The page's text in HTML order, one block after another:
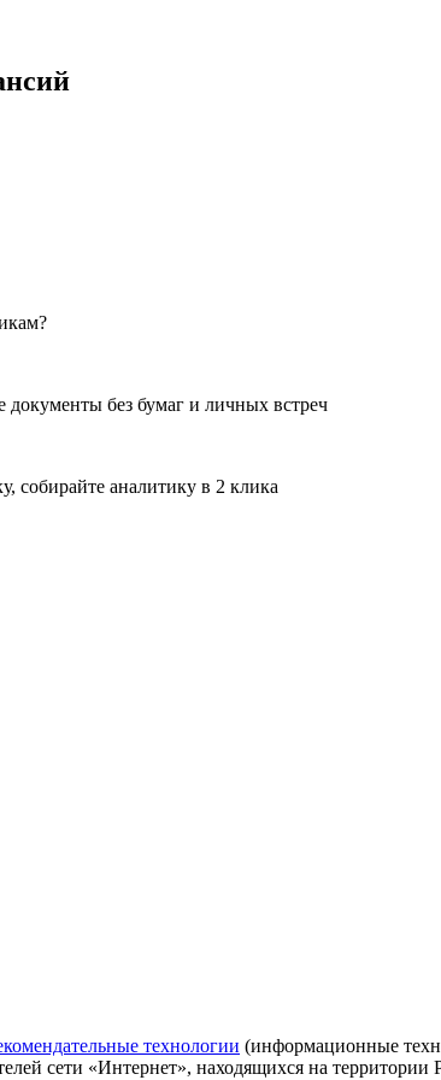
документы без бумаг и личных встреч
собирайте аналитику в 2 клика
технологии (информационные
сети «Интернет», находящихся на